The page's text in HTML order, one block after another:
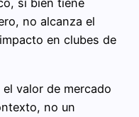
si bien tiene
no alcanza el
en clubes de
valor de mercado
no un